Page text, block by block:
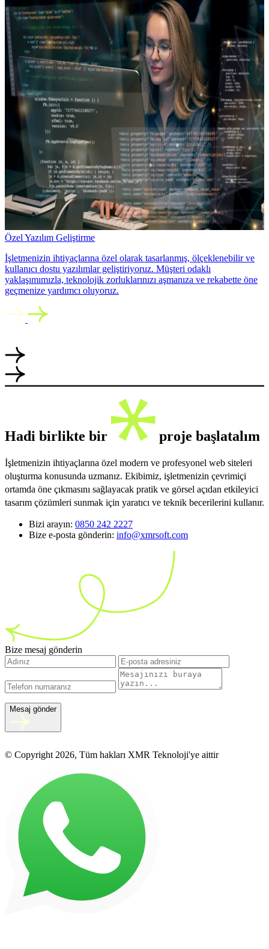
Özel Yazılım Geliştirme
İşletmenizin ihtiyaçlarına özel olarak tasarlanmış, ölçeklenebilir ve
kullanıcı dostu yazılımlar geliştiriyoruz. Müşteri odaklı
yaklaşımımızla, teknolojik zorluklarınızı aşmanıza ve rekabette öne
geçmenize yardımcı oluyoruz.
Hadi birlikte bir proje başlatalım
İşletmenizin ihtiyaçlarına özel modern ve profesyonel web siteleri
oluşturma konusunda uzmanız. Ekibimiz, işletmenizin çevrimiçi
ortamda öne çıkmasını sağlayacak pratik ve görsel açıdan etkileyici
tasarım çözümleri sunmak için yaratıcı ve teknik becerilerini kullanır.
Bizi arayın: 0850 242 2227
Bize e-posta gönderin: info@xmrsoft.com
Bize mesaj gönderin
Mesaj gönder
© Copyright 2026, Tüm hakları XMR Teknoloji'ye aittir